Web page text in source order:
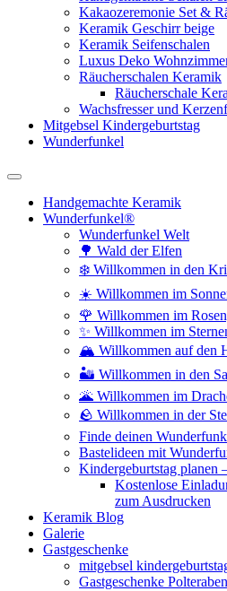
Kakaozeremonie Set &
Keramik Geschirr beige
Keramik Seifenschalen
Luxus Deko
Räucherschalen Keramik
Räucherschale
Wachsfresser und
Mitgebsel Kindergeburtstag
Wunderfunkel
Handgemachte Keramik
Wunderfunkel®
Wunderfunkel Welt
🌳 Wald der Elfen
❄️ Willkommen in den
☀️ Willkommen im
🌹 Willkommen im
✨ Willkommen im
🏔️ Willkommen auf den
🏜️ Willkommen in den
🌋 Willkommen im
🪨 Willkommen in der
Finde deinen
Bastelideen mit
Kindergeburtstag planen
Kostenlose
zum Ausdrucken
Keramik Blog
Galerie
Gastgeschenke
mitgebsel
Gastgeschenke